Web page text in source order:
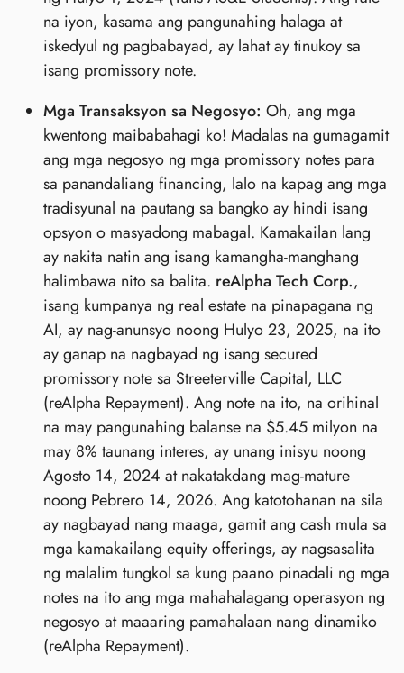
na iyon, kasama ang pangunahing halaga at
iskedyul ng pagbabayad, ay lahat ay tinukoy sa
isang promissory note.
Mga Transaksyon sa Negosyo: Oh, ang mga
kwentong maibabahagi ko! Madalas na gumagamit
ang mga negosyo ng mga promissory notes para
sa panandaliang financing, lalo na kapag ang mga
tradisyunal na pautang sa bangko ay hindi isang
opsyon o masyadong mabagal. Kamakailan lang
ay nakita natin ang isang kamangha-manghang
halimbawa nito sa balita. reAlpha Tech Corp.,
isang kumpanya ng real estate na pinapagana ng
AI, ay nag-anunsyo noong Hulyo 23, 2025, na ito
ay ganap na nagbayad ng isang secured
promissory note sa Streeterville Capital, LLC
(reAlpha Repayment). Ang note na ito, na orihinal
na may pangunahing balanse na $5.45 milyon na
may 8% taunang interes, ay unang inisyu noong
Agosto 14, 2024 at nakatakdang mag-mature
noong Pebrero 14, 2026. Ang katotohanan na sila
ay nagbayad nang maaga, gamit ang cash mula sa
mga kamakailang equity offerings, ay nagsasalita
ng malalim tungkol sa kung paano pinadali ng mga
notes na ito ang mga mahahalagang operasyon ng
negosyo at maaaring pamahalaan nang dinamiko
(reAlpha Repayment).